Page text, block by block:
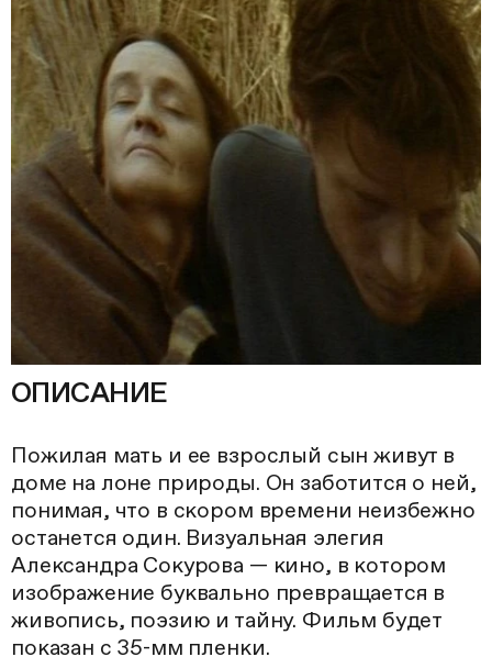
ОПИСАНИЕ
Пожилая мать и ее взрослый сын живут в
доме на лоне природы. Он заботится о ней,
понимая, что в скором времени неизбежно
останется один. Визуальная элегия
Александра Сокурова — кино, в котором
изображение буквально превращается в
живопись, поэзию и тайну. Фильм будет
показан с 35-мм пленки.